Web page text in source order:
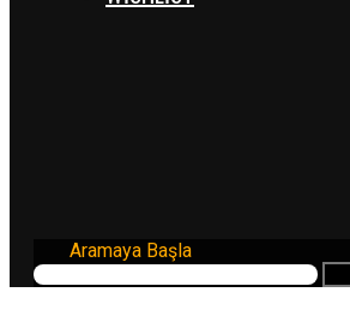
Aramaya Başla